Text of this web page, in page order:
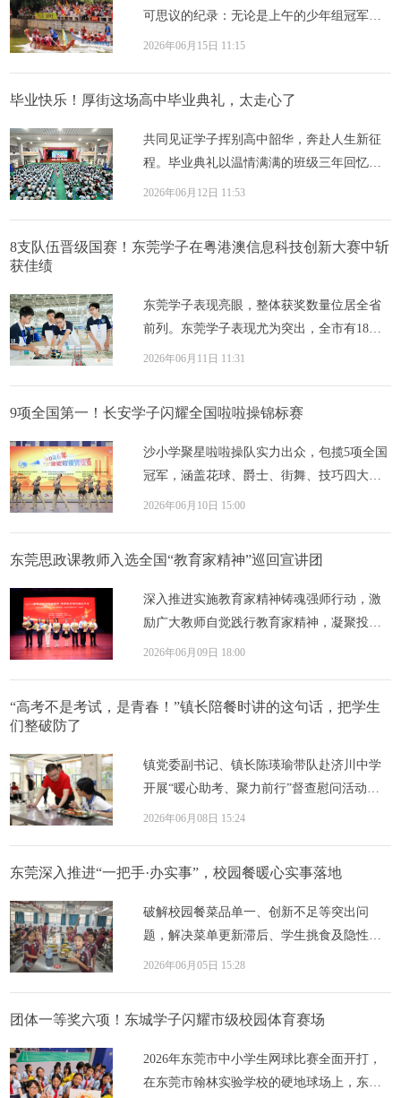
可思议的纪录：无论是上午的少年组冠军步
步高小学、亚军运河小学，还是下午的成人
2026年06月15日 11:15
毕业快乐！厚街这场高中毕业典礼，太走心了
共同见证学子挥别高中韶华，奔赴人生新征
程。毕业典礼以温情满满的班级三年回忆录
短片开篇。荧幕之上，高一军训晒得通红的
2026年06月12日 11:53
8支队伍晋级国赛！东莞学子在粤港澳信息科技创新大赛中斩
获佳绩
东莞学子表现亮眼，整体获奖数量位居全省
前列。东莞学子表现尤为突出，全市有18支
队伍获奖。未来，东莞市教育局将继续深耕
2026年06月11日 11:31
9项全国第一！长安学子闪耀全国啦啦操锦标赛
沙小学聚星啦啦操队实力出众，包揽5项全国
冠军，涵盖花球、爵士、街舞、技巧四大项
目，其中大集体花球自选、街舞自选动作斩
2026年06月10日 15:00
东莞思政课教师入选全国“教育家精神”巡回宣讲团
深入推进实施教育家精神铸魂强师行动，激
励广大教师自觉践行教育家精神，凝聚投身
教育强国建设的强大合力，5月26日，教育部
2026年06月09日 18:00
“高考不是考试，是青春！”镇长陪餐时讲的这句话，把学生
们整破防了
镇党委副书记、镇长陈瑛瑜带队赴济川中学
开展“暖心助考、聚力前行”督查慰问活动。
逐项核查进货台账、入库验收等管理细节。
2026年06月08日 15:24
东莞深入推进“一把手·办实事”，校园餐暖心实事落地
破解校园餐菜品单一、创新不足等突出问
题，解决菜单更新滞后、学生挑食及隐性浪
费等痛点，万江街道教育管理中心主任苏伟
2026年06月05日 15:28
团体一等奖六项！东城学子闪耀市级校园体育赛场
2026年东莞市中小学生网球比赛全面开打，
在东莞市翰林实验学校的硬地球场上，东城